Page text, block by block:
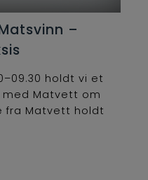
–
holdt vi et
Matvett om
fra Matvett holdt